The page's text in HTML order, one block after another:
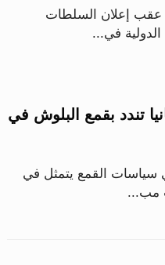
عقب إعلان السلطات
في...
تندد بقمع البلوش في
سياسات القمع يتمثل في
مب...